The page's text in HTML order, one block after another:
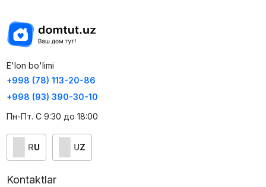
E'lon bo'limi
+998 (78) 113-20-86
+998 (93) 390-30-10
Пн-Пт. С 9:30 до 18:00
RU UZ
Kontaktlar